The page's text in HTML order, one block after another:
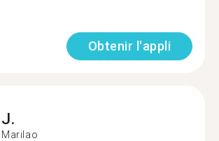
Obtenir l'appli
J.
Marilao